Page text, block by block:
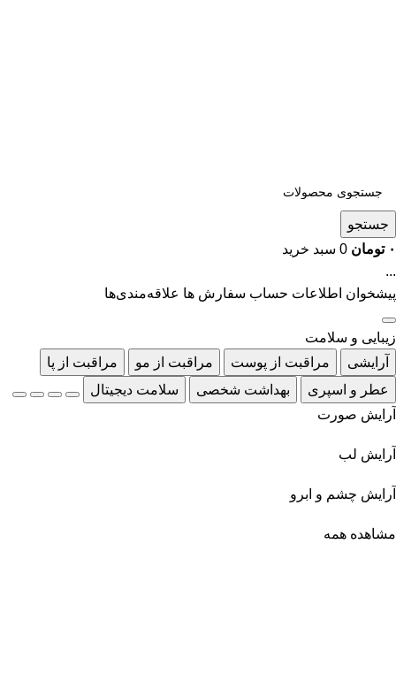
جستجو
۰ تومان 0 سبد خرید
...
پیشخوان اطلاعات حساب سفارش ها علاقه‌مندی‌ها
زیبایی و سلامت
آرایشی
مراقبت از پوست مراقبت از مو
مراقبت از پا
عطر و اسپری
بهداشت شخصی
سلامت دیجیتال
آرایش صورت
آرایش لب
آرایش چشم و ابرو
مشاهده همه